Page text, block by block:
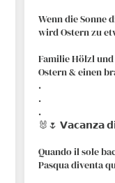
Wenn die Sonne
wird Ostern zu
Familie Hölzl
Ostern & einen
.
.
.
🐰🌷 𝗩𝗮𝗰𝗮𝗻𝘇𝗮
Quando il sole
Pasqua diventa